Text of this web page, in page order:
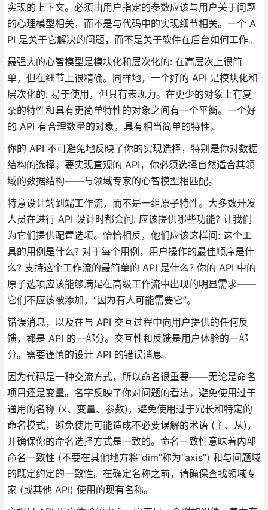
实现的上下文。必须由用户指定的参数应该与用户关于问题
的心理模型相关，而不是与代码中的实现细节相关。一个 A
PI 是关于它解决的问题，而不是关于软件在后台如何工作。
最强大的心智模型是模块化和层次化的: 在高层次上很简
单，但在细节上很精确。同样地，一个好的 API 是模块化和
层次化的: 易于使用，但具有表现力。在更少的对象上有复
杂的特性和具有更简单特性的对象之间有一个平衡。一个好
的 API 有合理数量的对象，具有相当简单的特性。
你的 API 不可避免地反映了你的实现选择，特别是你对数据
结构的选择。要实现直观的 API，你必须选择自然适合其领
域的数据结构——与领域专家的心智模型相匹配。
特意设计端到端工作流，而不是一组原子特性。大多数开发
人员在进行 API 设计时都会问: 应该提供哪些功能? 让我们
为它们提供配置选项。恰恰相反，他们应该这样问: 这个工
具的用例是什么? 对于每个用例，用户操作的最佳顺序是什
么? 支持这个工作流的最简单的 API 是什么? 你的 API 中的
原子选项应该能够满足在高级工作流中出现的明显需求——
它们不应该被添加，“因为有人可能需要它”。
错误消息，以及在与 API 交互过程中向用户提供的任何反
馈，都是 API 的一部分。交互性和反馈是用户体验的一部
分。需要谨慎的设计 API 的错误消息。
因为代码是一种交流方式，所以命名很重要——无论是命名
项目还是变量。名字反映了你对问题的看法。避免使用过于
通用的名称 (x、变量、参数)，避免使用过于冗长和特定的
命名模式，避免使用可能造成不必要误解的术语 (主、从)，
并确保你的命名选择方式是一致的。命名一致性意味着内部
命名一致性 (不要在其他地方将“dim”称为“axis”) 和与问题域
的既定约定的一致性。在确定名称之前，请确保查找领域专
家 (或其他 API) 使用的现有名称。